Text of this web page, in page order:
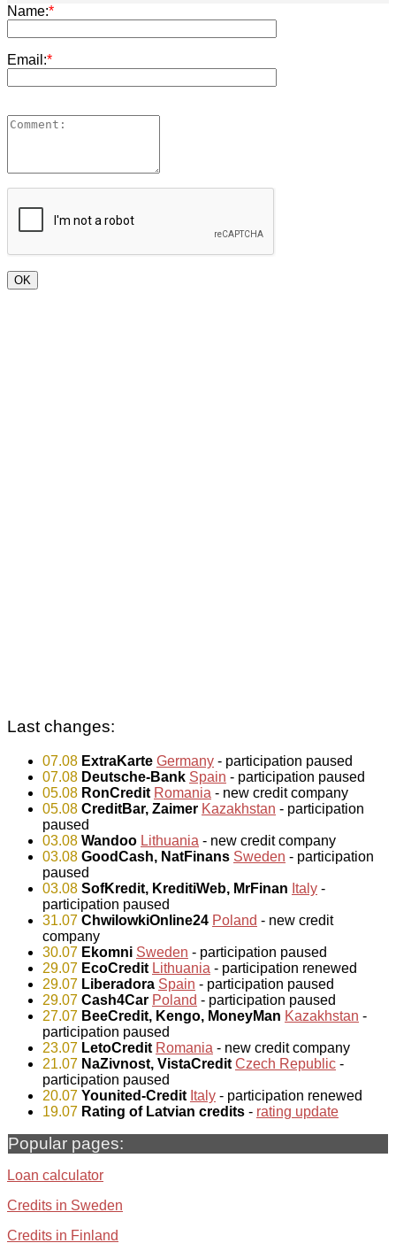
Name:*
Email:*
Last changes:
07.08 ExtraKarte Germany - participation paused
07.08 Deutsche-Bank Spain - participation paused
05.08 RonCredit Romania - new credit company
05.08 CreditBar, Zaimer Kazakhstan - participation
paused
03.08 Wandoo Lithuania - new credit company
03.08 GoodCash, NatFinans Sweden - participation
paused
03.08 SofKredit, KreditiWeb, MrFinan Italy -
participation paused
31.07 ChwilowkiOnline24 Poland - new credit
company
30.07 Ekomni Sweden - participation paused
29.07 EcoCredit Lithuania - participation renewed
29.07 Liberadora Spain - participation paused
29.07 Cash4Car Poland - participation paused
27.07 BeeCredit, Kengo, MoneyMan Kazakhstan -
participation paused
23.07 LetoCredit Romania - new credit company
21.07 NaZivnost, VistaCredit Czech Republic -
participation paused
20.07 Younited-Credit Italy - participation renewed
19.07 Rating of Latvian credits - rating update
Popular pages:
Loan calculator
Credits in Sweden
Credits in Finland